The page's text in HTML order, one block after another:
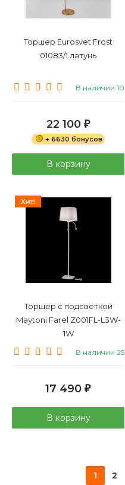
Торшер Eurosvet Frost
01083/1 латунь
В наличии 10
22 100 ₽
+ 6630 бонусов
В корзину
Хит!
Торшер с подсветкой
Maytoni Farel Z001FL-L3W-
1W
В наличии 25
17 490 ₽
В корзину
1 2